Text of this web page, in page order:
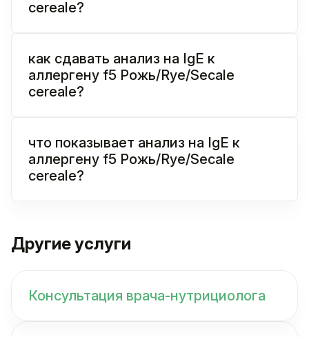
cereale?
как сдавать анализ на IgE к
аллергену f5 Рожь/Rye/Secale
cereale?
что показывает анализ на IgE к
аллергену f5 Рожь/Rye/Secale
cereale?
Другие услуги
Консультация врача-нутрициолога